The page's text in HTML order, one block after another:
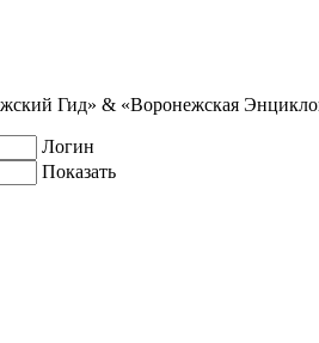
Гид» & «Воронежская
Логин
Показать